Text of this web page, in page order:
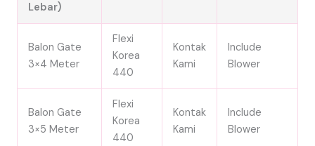
Lebar)
Balon Gate
3×4 Meter
Flexi
Korea
440
Kontak
Kami
Include
Blower
Balon Gate
3×5 Meter
Flexi
Korea
440
Kontak
Kami
Include
Blower